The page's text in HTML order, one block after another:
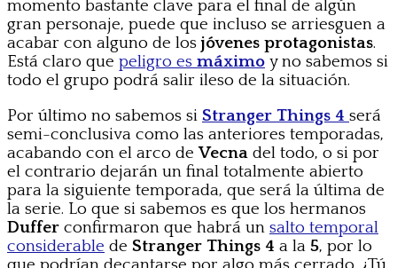
momento bastante clave para el final de algún
gran personaje, puede que incluso se arriesguen a
acabar con alguno de losjóvenes protagonistas.
Está claro que peligro es máximo y no sabemos si
todo el grupo podrá salir ileso de la situación.
Por último no sabemos si Stranger Things 4 será
semi-conclusiva como las anteriores temporadas,
acabando con el arco deVecna del todo, o si por
el contrario dejarán un final totalmente abierto
para la siguiente temporada, que será la última de
la serie. Lo que si sabemos es que los hermanos
Duffer confirmaron que habrá un salto temporal
considerable de Stranger Things 4 a la 5, por lo